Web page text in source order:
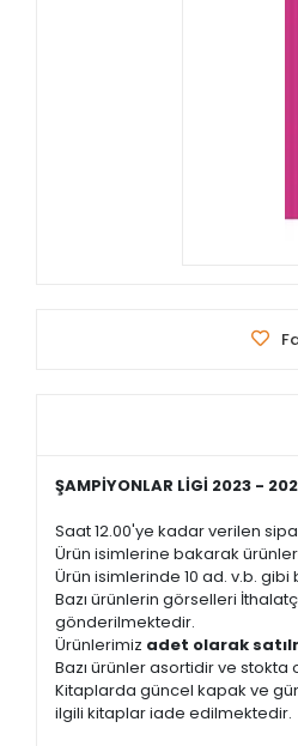
ŞAMPİYONLAR LİGİ 2023 -
Saat 12.00'ye kadar verilen
Ürün isimlerine bakarak ürünleri
Ürün isimlerinde 10 ad. v.b. gibi
Bazı ürünlerin görselleri
gönderilmektedir.
Ürünlerimiz adet olarak
Bazı ürünler asortidir ve
Kitaplarda güncel kapak ve
ilgili kitaplar iade edilmektedir.